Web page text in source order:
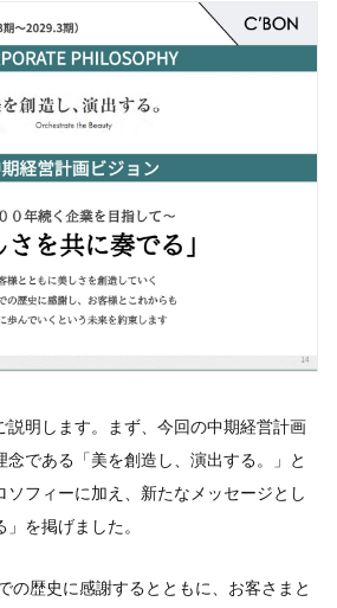
説明します。まず、今回の中期経営計画
念である「美を創造し、演出する。」と
ソフィーに加え、新たなメッセージとし
を掲げました。
の歴史に感謝するとともに、お客さまと